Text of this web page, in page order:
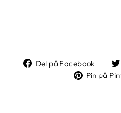
Del på Facebook
Del
på
Pin på